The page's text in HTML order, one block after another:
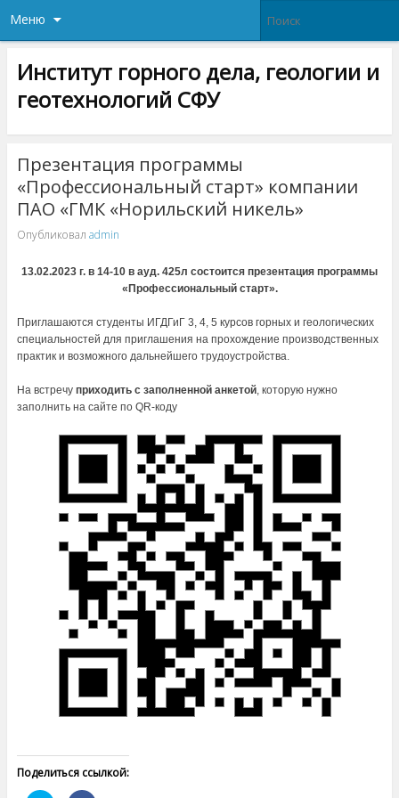
Меню
Институт горного дела, геологии и
геотехнологий СФУ
Презентация программы
«Профессиональный старт» компании
ПАО «ГМК «Норильский никель»
Опубликовал admin
13.02.2023 г. в 14-10 в ауд. 425л состоится презентация программы
«Профессиональный старт».
Приглашаются студенты ИГДГиГ 3, 4, 5 курсов горных и геологических
специальностей для приглашения на прохождение производственных
практик и возможного дальнейшего трудоустройства.
На встречу приходить с заполненной анкетой, которую нужно
заполнить на сайте по QR-коду
Поделиться ссылкой: